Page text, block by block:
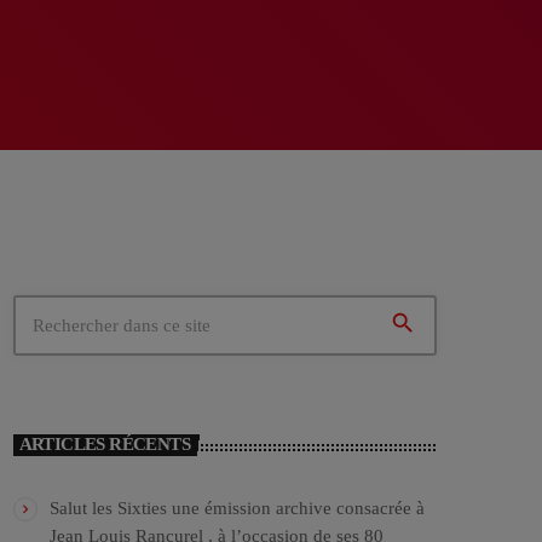
search
ARTICLES RÉCENTS
Salut les Sixties une émission archive consacrée à
Jean Louis Rancurel , à l’occasion de ses 80